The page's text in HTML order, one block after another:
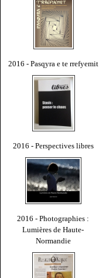
2016 - Pasqyra e te rrefyemit
2016 - Perspectives libres
2016 - Photographies :
Lumières de Haute-
Normandie